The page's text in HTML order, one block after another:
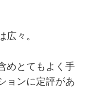
広々。
めとてもよく手
ョンに定評があ